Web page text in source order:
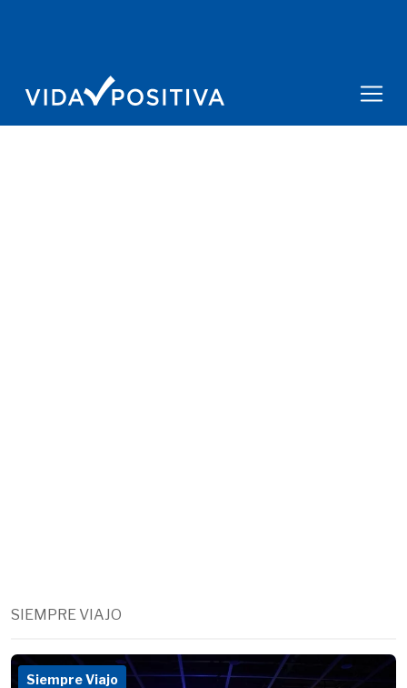
SIEMPRE VIAJO
Siempre Viajo